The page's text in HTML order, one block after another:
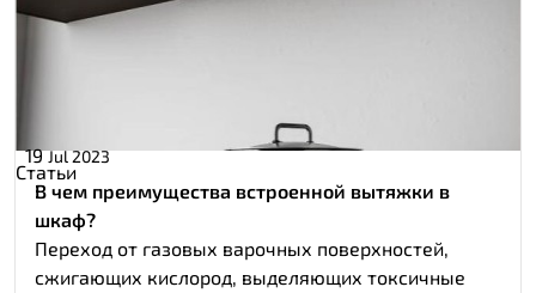
19 Jul 2023
Статьи
В чем преимущества встроенной вытяжки в
шкаф?
Переход от газовых варочных поверхностей,
сжигающих кислород, выделяющих токсичные